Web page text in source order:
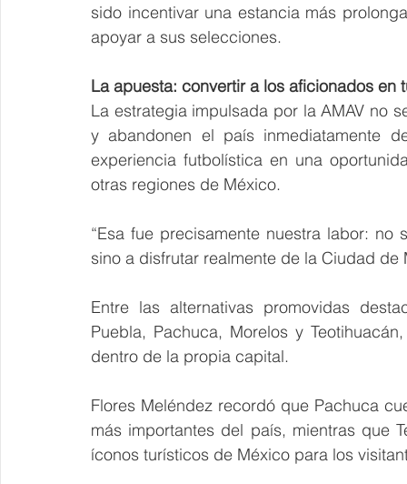
sido incentivar una estancia más
apoyar a sus selecciones.
La apuesta: convertir a los aficionados en
La estrategia impulsada por la AMAV no
y abandonen el país inmediatamente
experiencia futbolística en una
otras regiones de México.
“Esa fue precisamente nuestra labor:
sino a disfrutar realmente de la Ciudad
Entre las alternativas promovidas
Puebla, Pachuca, Morelos y
dentro de la propia capital.
Flores Meléndez recordó que Pachuca
más importantes del país, mientras que
íconos turísticos de México para los